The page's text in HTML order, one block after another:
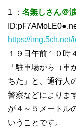
1 ：名無しさん＠
https://
１９日午前１０時
「駐車場から（
ちた」と、通行人
警察などによりま
が４～５メートル
いうことです。